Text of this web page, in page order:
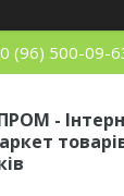
(96) 500-09-
-